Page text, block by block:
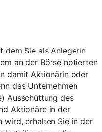
dem Sie als Anlegerin
an der Börse notierten
damit Aktionärin oder
das Unternehmen
Ausschüttung des
Aktionäre in der
wird, erhalten Sie in der